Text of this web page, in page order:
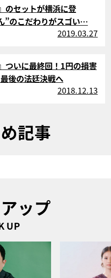
のセットが横浜に登
”のこだわりがスゴい…
2019.03.27
ついに最終回！1円の損害
後の法廷決戦へ
2018.12.13
記事
ップ
UP